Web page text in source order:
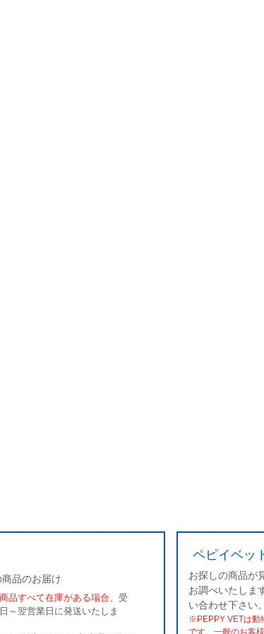
品のお届け
品すべて在庫がある場合、 受
～翌営業日に発送いたしま
ペピイベッ
お探しの商品が
お調べいたしま
い合わせ下さい。
※PEPPY VETは動